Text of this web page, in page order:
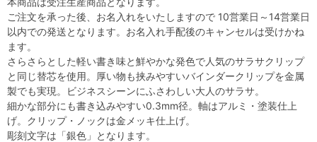
ご注文を承った後、お名入れをいたしますので 10営業日～14営業日
以内での発送となります。お名入れ手配後のキャンセルは受けかね
ます。
さらさらとした軽い書き味と鮮やかな発色で人気のサラサクリップ
と同じ替芯を使用。厚い物も挟みやすいバインダークリップを金属
製でも実現。ビジネスシーンにふさわしい大人のサラサ。
細かな部分にも書き込みやすい0.3mm径。軸はアルミ・塗装仕上
げ。クリップ・ノックは金メッキ仕上げ。
彫刻文字は「銀色」となります。